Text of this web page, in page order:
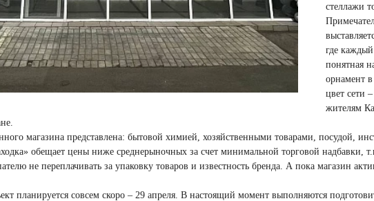
стеллажи
где
понятная
орнамент
цвет сети
жителям
магазина представлена: бытовой химией, хозяйственными товарами, посудой,
обещает цены ниже среднерыночных за счет минимальной торговой надбавки,
не переплачивать за упаковку товаров и известность бренда. А пока магазин
планируется совсем скоро – 29 апреля. В настоящий момент выполняются